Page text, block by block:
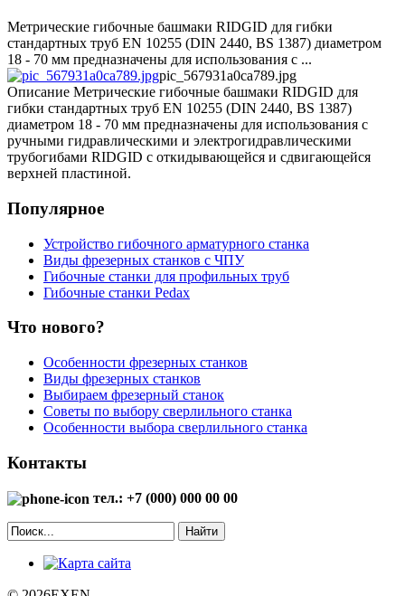
Метрические гибочные башмаки RIDGID для гибки
стандартных труб EN 10255 (DIN 2440, BS 1387) диаметром
18 - 70 мм предназначены для использования с ...
pic_567931a0ca789.jpg
Описание Метрические гибочные башмаки RIDGID для
гибки стандартных труб EN 10255 (DIN 2440, BS 1387)
диаметром 18 - 70 мм предназначены для использования с
ручными гидравлическими и электрогидравлическими
трубогибами RIDGID с откидывающейся и сдвигающейся
верхней пластиной.
Популярное
Устройство гибочного арматурного станка
Виды фрезерных станков с ЧПУ
Гибочные станки для профильных труб
Гибочные станки Pedax
Что нового?
Особенности фрезерных станков
Виды фрезерных станков
Выбираем фрезерный станок
Советы по выбору сверлильного станка
Особенности выбора сверлильного станка
Контакты
тел.: +7 (000) 000 00 00
Найти